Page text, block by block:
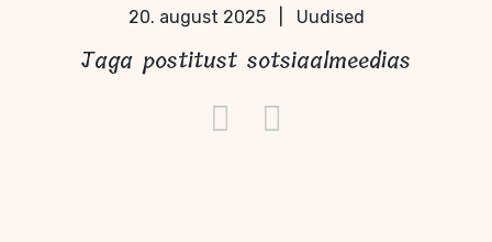
20. august 2025 Uudised
Jaga postitust sotsiaalmeedias